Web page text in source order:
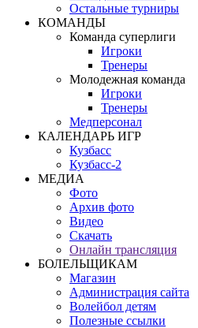
Остальные турниры
КОМАНДЫ
Команда суперлиги
Игроки
Тренеры
Молодежная команда
Игроки
Тренеры
Медперсонал
КАЛЕНДАРЬ ИГР
Кузбасс
Кузбасс-2
МЕДИА
Фото
Архив фото
Видео
Скачать
Онлайн трансляция
БОЛЕЛЬЩИКАМ
Магазин
Администрация сайта
Волейбол детям
Полезные ссылки